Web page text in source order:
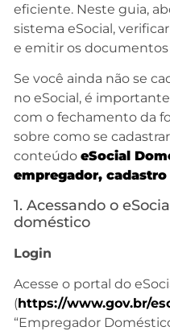
eficiente. Neste guia,
sistema eSocial,
e emitir os
Se você ainda não se
no eSocial, é
com o fechamento da
sobre como se
conteúdo eSocial
empregador,
1. Acessando o
doméstico
Login
Acesse o portal do
(https://www.gov.br/
“Empregador